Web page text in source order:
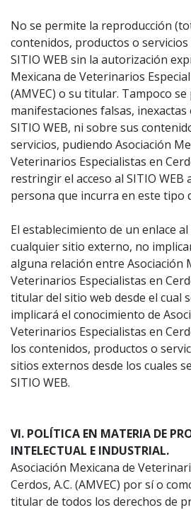
No se permite la reproducción
contenidos, productos o
SITIO WEB sin la autorización
Mexicana de Veterinarios
(AMVEC) o su titular. Tampoco
manifestaciones falsas,
SITIO WEB, ni sobre sus
servicios, pudiendo Asociación
Veterinarios Especialistas en
restringir el acceso al SITIO WEB
persona que incurra en este tipo
El establecimiento de un enlace al
cualquier sitio externo, no
alguna relación entre Asociación
Veterinarios Especialistas en
titular del sitio web desde el cual
implicará el conocimiento de
Veterinarios Especialistas en
los contenidos, productos o
sitios externos desde los cuales
SITIO WEB.
VI. POLÍTICA EN MATERIA DE
INTELECTUAL E INDUSTRIAL.
Asociación Mexicana de
Cerdos, A.C. (AMVEC) por sí o
titular de todos los derechos de